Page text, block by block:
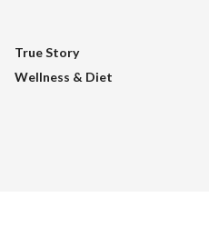
True Story
Wellness & Diet